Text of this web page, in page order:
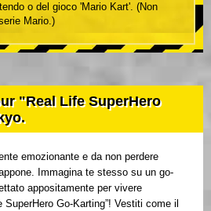
o del gioco 'Mario Kart'. (Non
Mario.)
"Real Life SuperHero
emozionante e da non perdere
Immagina te stesso su un go-
appositamente per vivere
SuperHero Go-Karting”! Vestiti come il